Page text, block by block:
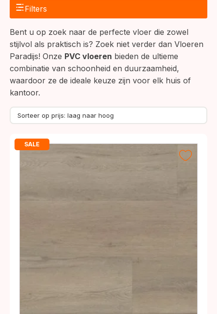
Filters
Bent u op zoek naar de perfecte vloer die zowel
stijlvol als praktisch is? Zoek niet verder dan Vloeren
Paradijs! Onze PVC vloeren bieden de ultieme
combinatie van schoonheid en duurzaamheid,
waardoor ze de ideale keuze zijn voor elk huis of
kantoor.
SALE